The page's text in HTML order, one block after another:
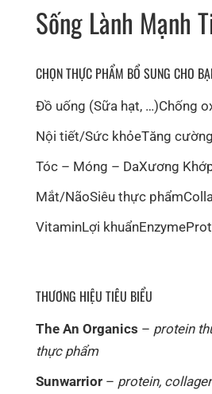
Sống Lành Mạnh
CHỌN THỰC PHẨM BỔ SUNG CHO
Đồ uống (Sữa hạt, …)Chống
Nội tiết/Sức khỏeTăng
Tóc – Móng – DaXương
Mắt/NãoSiêu thực phẩm
VitaminLợi khuẩnEnzyme
THƯƠNG HIỆU TIÊU BIỂU
The An Organics – protein
thực phẩm
Sunwarrior – protein,